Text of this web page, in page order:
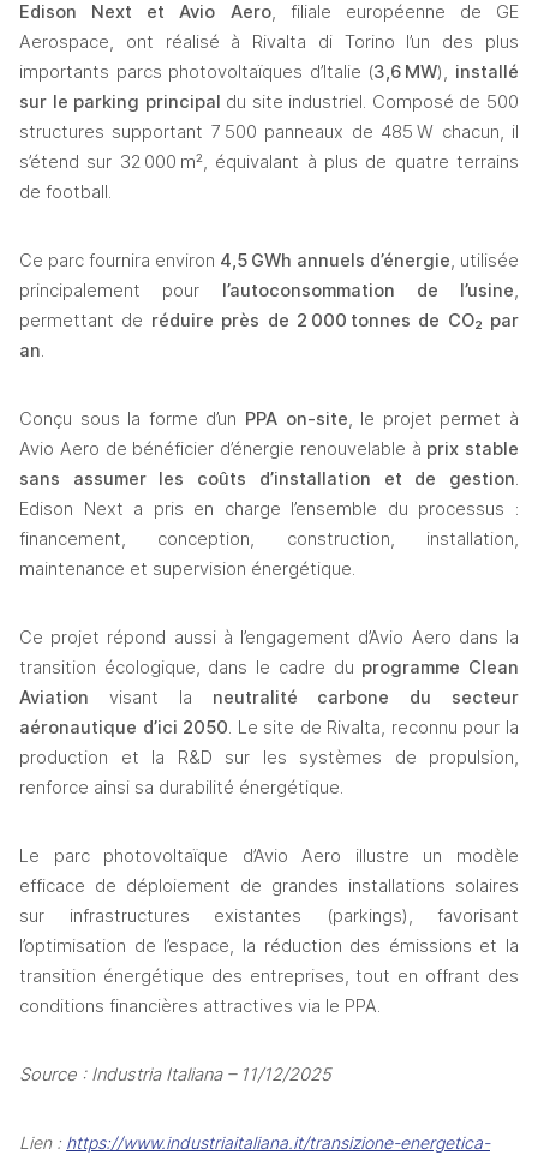
Edison Next et Avio Aero, filiale européenne de GE
Aerospace, ont réalisé à Rivalta di Torino l’un des plus
importants parcs photovoltaïques d’Italie (3,6 MW), install é
sur le parking principal du site industriel. Composé de 500
structures supportant 7 500 panneaux de 485 W chacun, il
s’étend sur 32 000 m², équivalant à plus de quatre terrains
de football.
Ce parc fournira environ 4,5 GWh annuels d’énergie, utilisée
principalement pour
’autoconsommation de l ’usine,
permettant de réduire près de 2 000 tonnes de CO₂ par
an.
Conçu sous la forme d’un PPA on-site, le projet permet à
Avio Aero de bénéficier d’énergie renouvelable à prix stable
sans assumer les coûts d’installation et de gestion.
Edison Next a pris en charge l’ensemble du processus :
financement, conception, construction, installation,
maintenance et supervision énergétique.
Ce projet répond aussi à l’engagement d’Avio Aero dans la
transition écologique, dans le cadre du programme Clean
Aviation visant la neutralité carbone du secteur
aéronautique d’ici 2050. Le site de Rivalta, reconnu pour la
production et la R&D sur les systèmes de propulsion,
renforce ainsi sa durabilité énergétique.
Le parc photovoltaïque d’Avio Aero illustre un modèle
efficace de déploiement de grandes installations solaires
sur infrastructures existantes (parkings), favorisant
l’optimisation de l’espace, la réduction des émissions et la
transition énergétique des entreprises, tout en offrant des
conditions financières attractives via le PPA.
Source : Industria Italiana – 11/12/2025
Lien : https://www.industriaitaliana.it/transizione-energetica-